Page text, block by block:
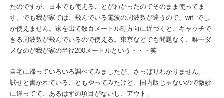
たのですが、日本でも使えることがわかったのでそのまま使ってま
す。でも我が家では、飛んでいる電波の周波数が違うので、wifi でし
か使えません。家を出て数百メートル町方向に近づくと、キャッチで
きる周波数が飛んでいるので使える。東京などでも問題なく、唯一ダ
メなのが我が家の半径200メートルという・・・笑
自宅に帰っていろいろ調べてみましたが、さっぱりわかりません。
試せと書かれていることもやってみたけど、国内版じゃないので微妙
に違ってて、あるはずの項目がないし、アウト。